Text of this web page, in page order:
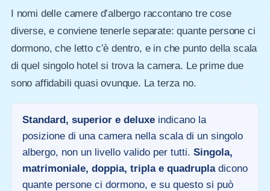
I nomi delle camere d’albergo raccontano tre cose
diverse, e conviene tenerle separate: quante persone ci
dormono, che letto c’è dentro, e in che punto della scala
di quel singolo hotel si trova la camera. Le prime due
sono affidabili quasi ovunque. La terza no.
Standard, superior e deluxeindicano la
posizione di una camera nella scala di un singolo
albergo, non un livello valido per tutti. Singola,
matrimoniale, doppia, tripla e quadrupladicono
quante persone ci dormono, e su questo si può